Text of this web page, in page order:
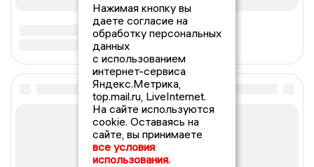
Нажимая кнопку вы
даете согласие на
обработку персональных
данных
с использованием
интернет-сервиса
Яндекс.Метрика,
top.mail.ru, LiveInternet.
На сайте используются
cookie. Оставаясь на
сайте, вы принимаете
все условия
использования.